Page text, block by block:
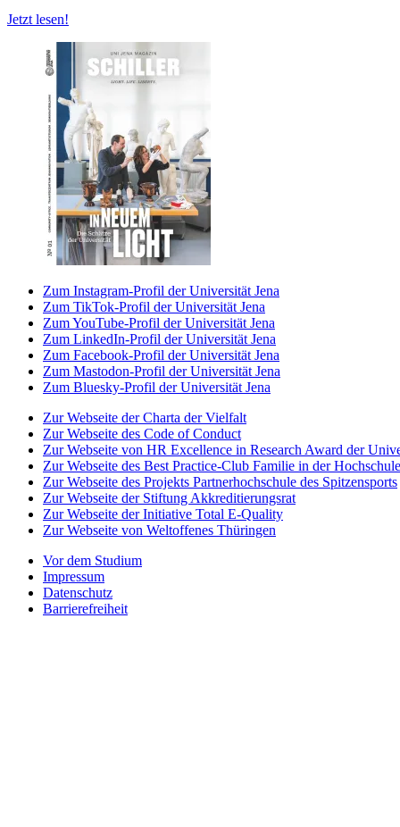
Jetzt lesen!
Zum Instagram-Profil der Universität Jena
Zum TikTok-Profil der Universität Jena
Zum YouTube-Profil der Universität Jena
Zum LinkedIn-Profil der Universität Jena
Zum Facebook-Profil der Universität Jena
Zum Mastodon-Profil der Universität Jena
Zum Bluesky-Profil der Universität Jena
Zur Webseite der Charta der Vielfalt
Zur Webseite des Code of Conduct
Zur Webseite von HR Excellence in Research Award der
Zur Webseite des Best Practice-Club Familie in der Hochschule
Zur Webseite des Projekts Partnerhochschule des Spitzensports
Zur Webseite der Stiftung Akkreditierungsrat
Zur Webseite der Initiative Total E-Quality
Zur Webseite von Weltoffenes Thüringen
Vor dem Studium
Impressum
Datenschutz
Barrierefreiheit